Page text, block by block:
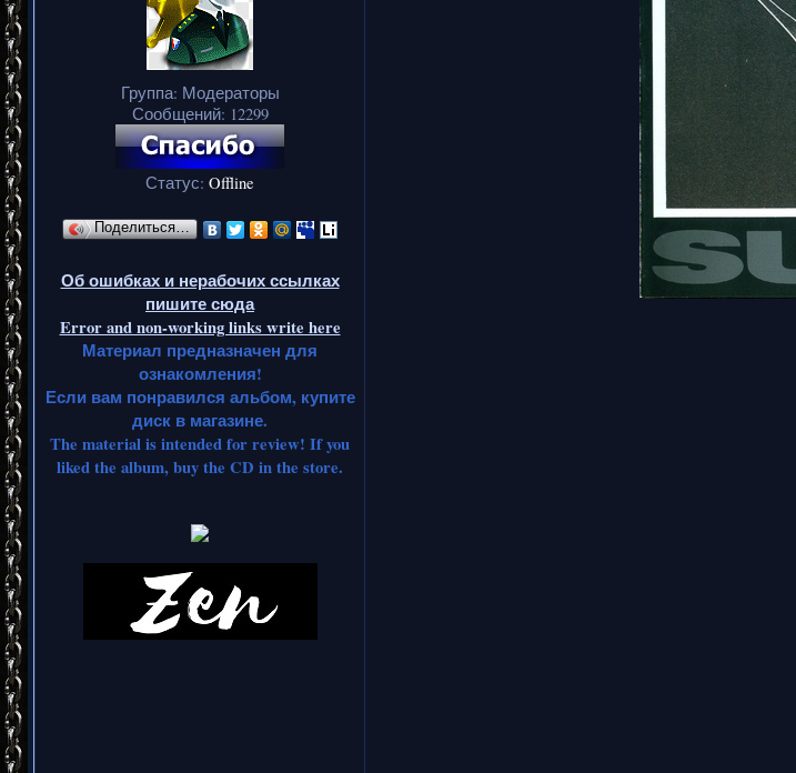
Группа: Модераторы
Сообщений: 12299
Статус: Offline
Поделиться…
Об ошибках и нерабочих ссылках
пишите сюда
Error and non-working links write here
Материал предназначен для
ознакомления!
Если вам понравился альбом, купите
диск в магазине.
The material is intended for review! If you
liked the album, buy the CD in the store.